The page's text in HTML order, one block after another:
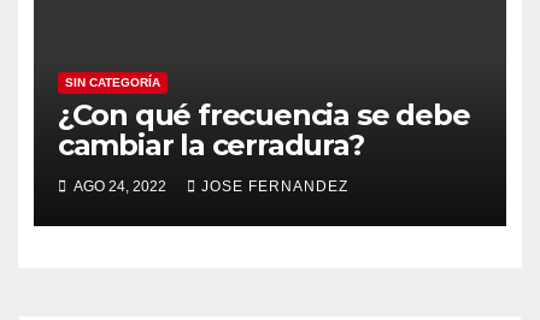
SIN CATEGORÍA
¿Con qué frecuencia se debe
cambiar la cerradura?
AGO 24, 2022 JOSE FERNANDEZ